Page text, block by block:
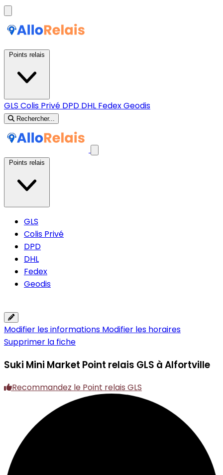
GLS Colis Privé DPD DHL FedexGeodis
Rechercher...
GLS
Colis Privé
DPD
DHL
Fedex
Geodis
Modifier les informations Modifier les horaires
Supprimer la fiche
Suki Mini Market Point relais GLS à Alfortville
Recommandez le Point relais GLS